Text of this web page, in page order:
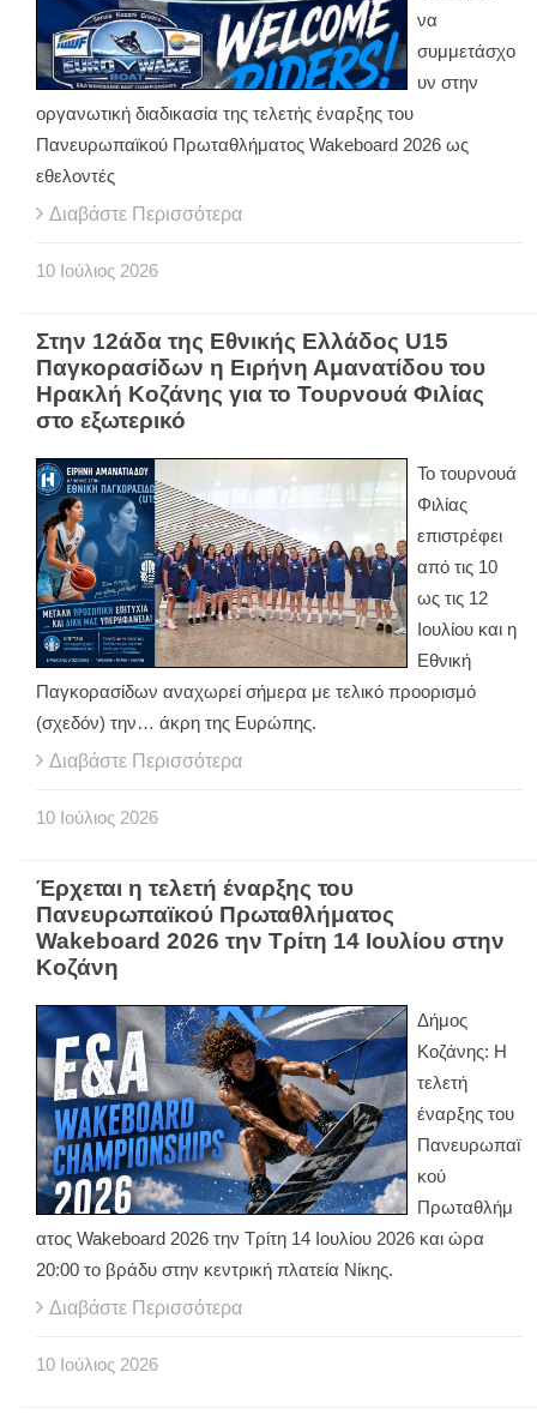
να
συμμετάσχο
υν στην
οργανωτική διαδικασία της τελετής έναρξης του
Πανευρωπαϊκού Πρωταθλήματος Wakeboard 2026 ως
εθελοντές
Διαβάστε Περισσότερα
10 Ιούλιος 2026
Στην 12άδα της Εθνικής Ελλάδος U15
Παγκορασίδων η Ειρήνη Αμανατίδου του
Ηρακλή Κοζάνης για το Τουρνουά Φιλίας
στο εξωτερικό
Το τουρνουά
Φιλίας
επιστρέφει
από τις 10
ως τις 12
Ιουλίου και η
Εθνική
Παγκορασίδων αναχωρεί σήμερα με τελικό προορισμό
(σχεδόν) την… άκρη της Ευρώπης.
Διαβάστε Περισσότερα
10 Ιούλιος 2026
Έρχεται η τελετή έναρξης του
Πανευρωπαϊκού Πρωταθλήματος
Wakeboard 2026 την Τρίτη 14 Ιουλίου στην
Κοζάνη
Δήμος
Κοζάνης: Η
τελετή
έναρξης του
Πανευρωπαϊ
κού
Πρωταθλήμ
ατος Wakeboard 2026 την Τρίτη 14 Ιουλίου 2026 και ώρα
20:00 το βράδυ στην κεντρική πλατεία Νίκης.
Διαβάστε Περισσότερα
10 Ιούλιος 2026